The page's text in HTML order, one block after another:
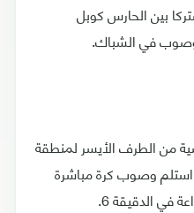
بين الحارس كوبل
وصوب في الشباك.
من الطرف الأيسر لمنطقة
وصوب كرة مباشرة
في الدقيقة 6.